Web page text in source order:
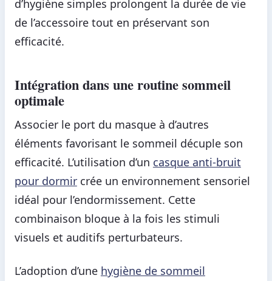
d’hygiène simples prolongent la durée de vie
de l’accessoire tout en préservant son
efficacité.
Intégration dans une routine sommeil
optimale
Associer le port du masque à d’autres
éléments favorisant le sommeil décuple son
efficacité. L’utilisation d’un casque anti-bruit
pour dormircrée un environnement sensoriel
idéal pour l’endormissement. Cette
combinaison bloque à la fois les stimuli
visuels et auditifs perturbateurs.
L’adoption d’une hygiène de sommeil